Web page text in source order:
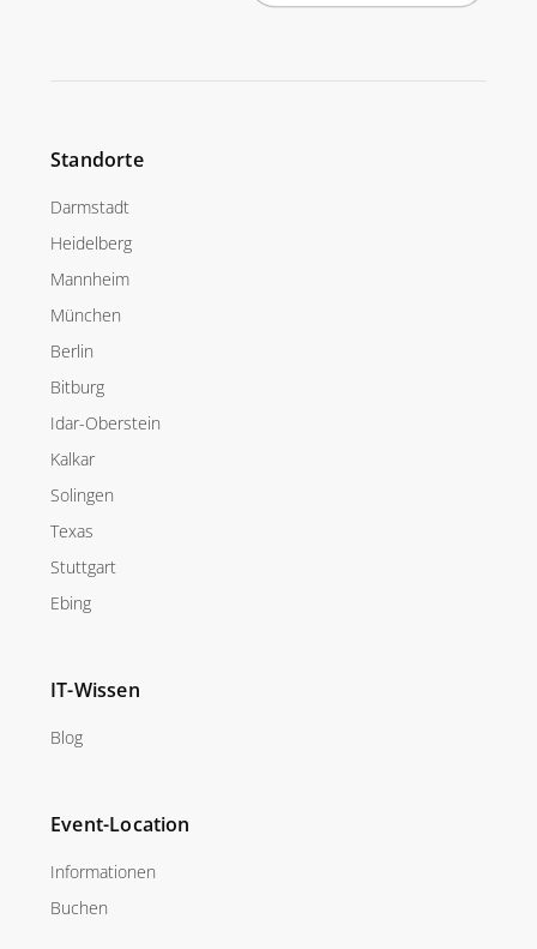
Standorte
Darmstadt
Heidelberg
Mannheim
München
Berlin
Bitburg
Idar-Oberstein
Kalkar
Solingen
Texas
Stuttgart
Ebing
IT-Wissen
Blog
Event-Location
Informationen
Buchen